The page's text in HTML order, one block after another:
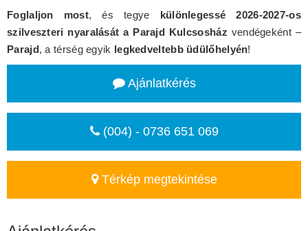
Foglaljon most, és tegye különlegessé 2026-2027-os
szilveszteri nyaralását a Parajd Kulcsosház vendégeként –
Parajd, a térség egyik legkedveltebb üdülőhelyén!
Ajánlatkérés
(004) - 0736 651 069
Térkép megtekintése